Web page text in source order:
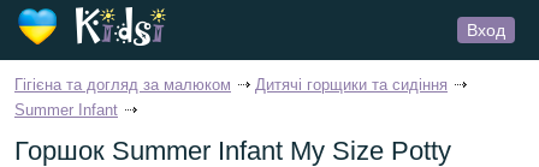
Вход
Гігієна та догляд за малюком
Дитячі горщики та сидіння
Summer Infant
Горшок Summer Infant My Size Potty